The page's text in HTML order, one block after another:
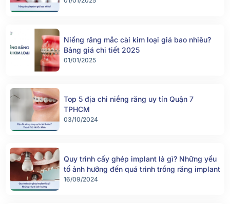
Niềng răng mắc cài kim loại giá bao nhiêu?
Bảng giá chi tiết 2025
01/01/2025
Top 5 địa chỉ niềng răng uy tín Quận 7
TPHCM
03/10/2024
Quy trình cấy ghép implant là gì? Những yếu
tố ảnh hưởng đến quá trình trồng răng implant
16/09/2024